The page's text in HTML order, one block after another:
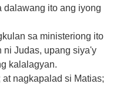
dalawang ito ang iyong
sa ministeriong ito
ni Judas, upang siya'y
kalalagyan.
nagkapalad si Matias;